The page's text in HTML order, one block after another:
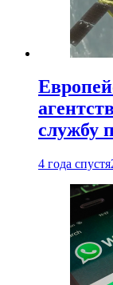
службу
4 года спустя